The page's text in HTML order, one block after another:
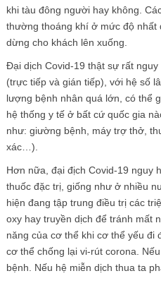
khi tàu đông người hay không.
thường thoáng khí ở mức độ nhất
dừng cho khách lên xuống.
Đại dịch Covid-19 thật sự rất
(trực tiếp và gián tiếp), với hệ số
lượng bệnh nhân quá lớn, có thể
hệ thống y tế ở bất cứ quốc gia
như: giường bệnh, máy trợ thở,
xác…).
Hơn nữa, đại địch Covid-19 nguy
thuốc đặc trị, giống như ở nhiều
hiện đang tập trung điều trị các
oxy hay truyền dịch để tránh mất
năng của cơ thể khi cơ thể yếu đi
cơ thể chống lại vi-rút corona.
bệnh. Nếu hệ miễn dịch thua ta